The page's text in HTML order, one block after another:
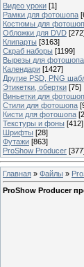
Видео уроки [1]
Рамки для фотошопа
Костюмы для
Обложки для DVD
Клипарты [3163]
Скраб наборы [1199]
Вырезы для фотошопа
Календари [1427]
Другие PSD, PNG
Этикетки, обертки [75]
Виньетки для
Стили для фотошопа
Кисти для фотошопа
Текстуры и фоны [412]
Шрифты [28]
Футажи [863]
ProShow Producer
Главная » Файлы »
ProShow Producer